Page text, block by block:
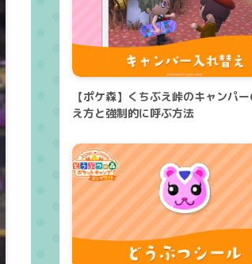
【ポケ森】くちぶえ峠のキャンパ
え方と強制的に呼ぶ方法